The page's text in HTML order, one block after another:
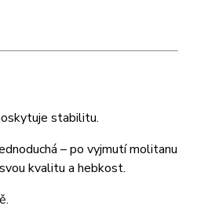
stabilitu.
– po vyjmutí molitanu
kvalitu a hebkost.